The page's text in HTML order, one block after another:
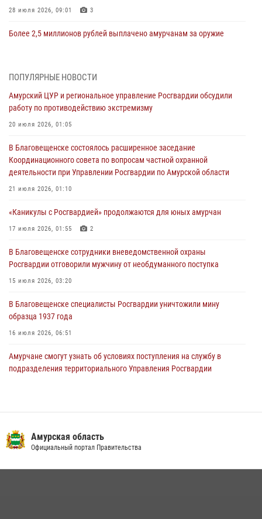
28 июля 2026, 09:01 3
Более 2,5 миллионов рублей выплачено амурчанам за оружие
Росгвардии Амурской области в период с 20 по 26 июля 2026 года
27 июля 2026, 06:28
охраны
23 июля 2026, 07:49
Амурчане смогут узнать об условиях поступления на службу в
23 июля 2026, 00:00
Координационного совета по вопросам частной охранной
деятельности при Управлении Росгвардии по Амурской области
21 июля 2026, 01:10
ПОПУЛЯРНЫЕ НОВОСТИ
Амурский ЦУР и региональное управление Росгвардии обсудили
работу по противодействию экстремизму
20 июля 2026, 01:05
В Благовещенске состоялось расширенное заседание
Координационного совета по вопросам частной охранной
деятельности при Управлении Росгвардии по Амурской области
21 июля 2026, 01:10
«Каникулы с Росгвардией» продолжаются для юных амурчан
17 июля 2026, 01:55 2
В Благовещенске сотрудники вневедомственной охраны
Росгвардии отговорили мужчину от необдуманного поступка
15 июля 2026, 03:20
В Благовещенске специалисты Росгвардии уничтожили мину
образца 1937 года
16 июля 2026, 06:51
Амурчане смогут узнать об условиях поступления на службу в
подразделения территориального Управления Росгвардии
27 июля 2026, 06:28 2
Амурская область
Официальный портал Правительства